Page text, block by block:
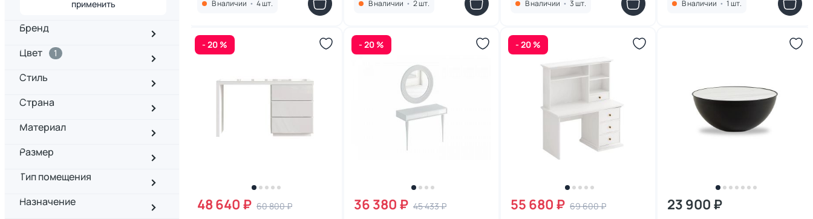
применить
Бренд
Цвет
1
Стиль
Страна
Материал
Размер
Тип помещения
Назначение
В наличии • 4 шт. В наличии • 2 шт. В наличии • 3 шт. В наличии • 1 шт.
- 20 %
48 640 ₽ 60 800 ₽
- 20 %
36 380 ₽ 45 433 ₽
- 20 %
55 680 ₽ 69 600 ₽
23 900 ₽